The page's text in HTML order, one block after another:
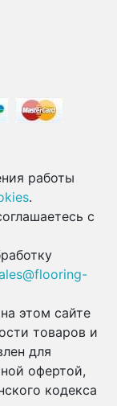
работы
.
с
этом сайте
товаров и
для
офертой,
кодекса